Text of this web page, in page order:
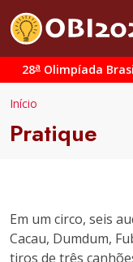
28a Olimpíada
Início
Pratique
Em um circo, seis
Cacau, Dumdum,
tiros de três